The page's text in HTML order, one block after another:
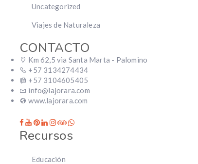
Uncategorized
Viajes de Naturaleza
CONTACTO
Km 62,5 via Santa Marta - Palomino
+57 3134274434
+57 3104605405
info@lajorara.com
www.lajorara.com
Recursos
Educación